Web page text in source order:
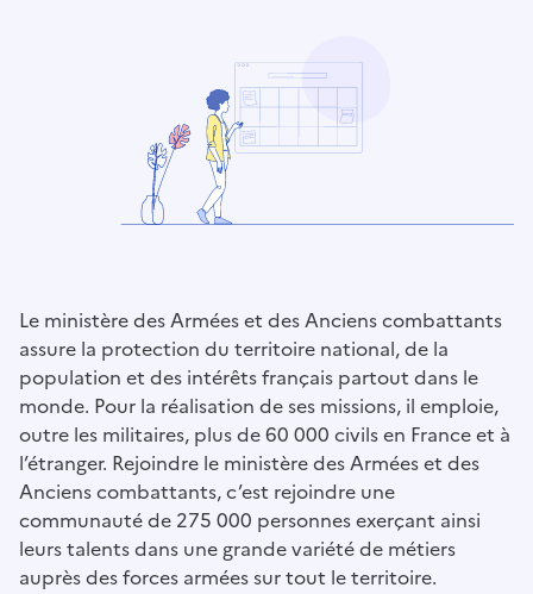
Le ministère des Armées et des Anciens combattants
assure la protection du territoire national, de la
population et des intérêts français partout dans le
monde. Pour la réalisation de ses missions, il emploie,
outre les militaires, plus de 60 000 civils en France et à
l’étranger. Rejoindre le ministère des Armées et des
Anciens combattants, c’est rejoindre une
communauté de 275 000 personnes exerçant ainsi
leurs talents dans une grande variété de métiers
auprès des forces armées sur tout le territoire.